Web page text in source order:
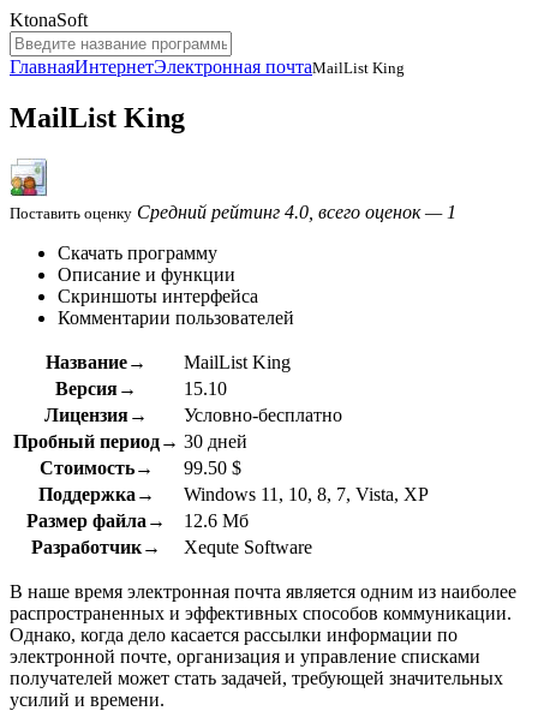
KtonaSoft
ГлавнаяИнтернетЭлектронная почтаMailList King
MailList King
Поставить оценку Средний рейтинг 4.0, всего оценок — 1
Скачать программу
Описание и функции
Скриншоты интерфейса
Комментарии пользователей
Название→
MailList King
Версия→
15.10
Лицензия→
Условно-бесплатно
Пробный период→ 30 дней
Стоимость→
99.50 $
Поддержка→
Windows 11, 10, 8, 7, Vista, XP
Размер файла→
12.6 Мб
Разработчик→
Xequte Software
В наше время электронная почта является одним из наиболее
распространенных и эффективных способов коммуникации.
Однако, когда дело касается рассылки информации по
электронной почте, организация и управление списками
получателей может стать задачей, требующей значительных
усилий и времени.